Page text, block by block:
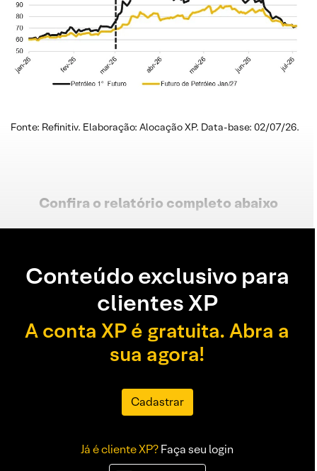
Fonte: Refinitiv. Elaboração: Alocação XP. Data-base: 02/07/26.
Confira o relatório completo abaixo
Conteúdo exclusivo para
clientes XP
A conta XP é gratuita. Abra a
sua agora!
Cadastrar
Já é cliente XP?Faça seu login